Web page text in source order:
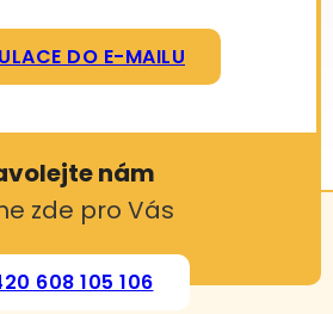
DO E-MAILU
nám
zde pro Vás
608 105 106